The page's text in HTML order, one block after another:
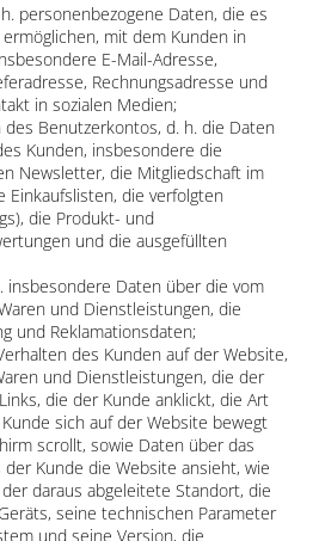
personenbezogene Daten, die es
mit dem Kunden in
E-Mail-Adresse,
Rechnungsadresse und
in sozialen Medien;
Benutzerkontos, d. h. die Daten
Kunden, insbesondere die
Newsletter, die Mitgliedschaft im
Einkaufslisten, die verfolgten
die Produkt- und
und die ausgefüllten
insbesondere Daten über die vom
und Dienstleistungen, die
und Reklamationsdaten;
des Kunden auf der Website,
und Dienstleistungen, die der
die der Kunde anklickt, die Art
sich auf der Website bewegt
scrollt, sowie Daten über das
der Kunde die Website ansieht, wie
daraus abgeleitete Standort, die
seine technischen Parameter
und seine Version, die